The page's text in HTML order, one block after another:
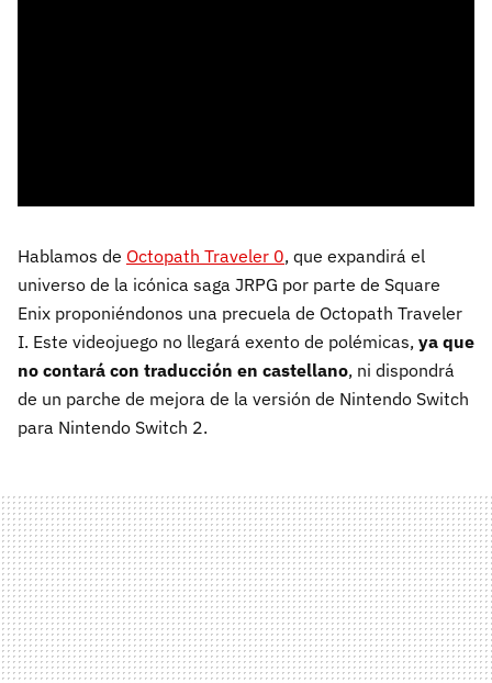
Hablamos de Octopath Traveler 0, que expandirá el
universo de la icónica saga JRPG por parte de Square
Enix proponiéndonos una precuela de Octopath Traveler
I. Este videojuego no llegará exento de polémicas, ya que
no contará con traducción en castellano, ni dispondrá
de un parche de mejora de la versión de Nintendo Switch
para Nintendo Switch 2.